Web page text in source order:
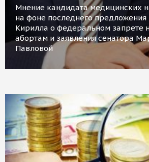
Мнение кандидата медицинских
на фоне последнего
Кирилла о федеральном запрете
абортам и заявления сенатора
Павловой